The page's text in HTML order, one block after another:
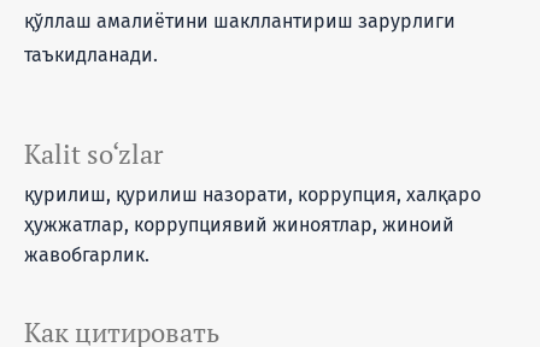
Kalit so‘zlar
қурилиш, қурилиш назорати, коррупция, халқаро
ҳужжатлар, коррупциявий жиноятлар, жиноий
жавобгарлик.
Как цитировать
қўллаш амалиётини шакллантириш зарурлиги
таъкидланади.